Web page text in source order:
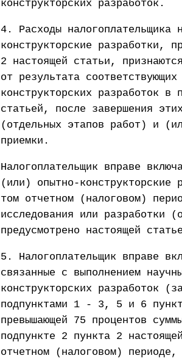
конструкторских разработок.
4. Расходы
конструкторские разработки,
2 настоящей статьи,
от результата
конструкторских разработок в
статьей, после завершения
(отдельных этапов работ) и
приемки.
Налогоплательщик вправе
(или) опытно-конструкторские
том отчетном (налоговом)
исследования или разработки
предусмотрено настоящей
5. Налогоплательщик вправе
связанные с выполнением
конструкторских разработок
подпунктами 1 - 3, 5 и 6
превышающей 75 процентов
подпункте 2 пункта 2
отчетном (налоговом) периоде,